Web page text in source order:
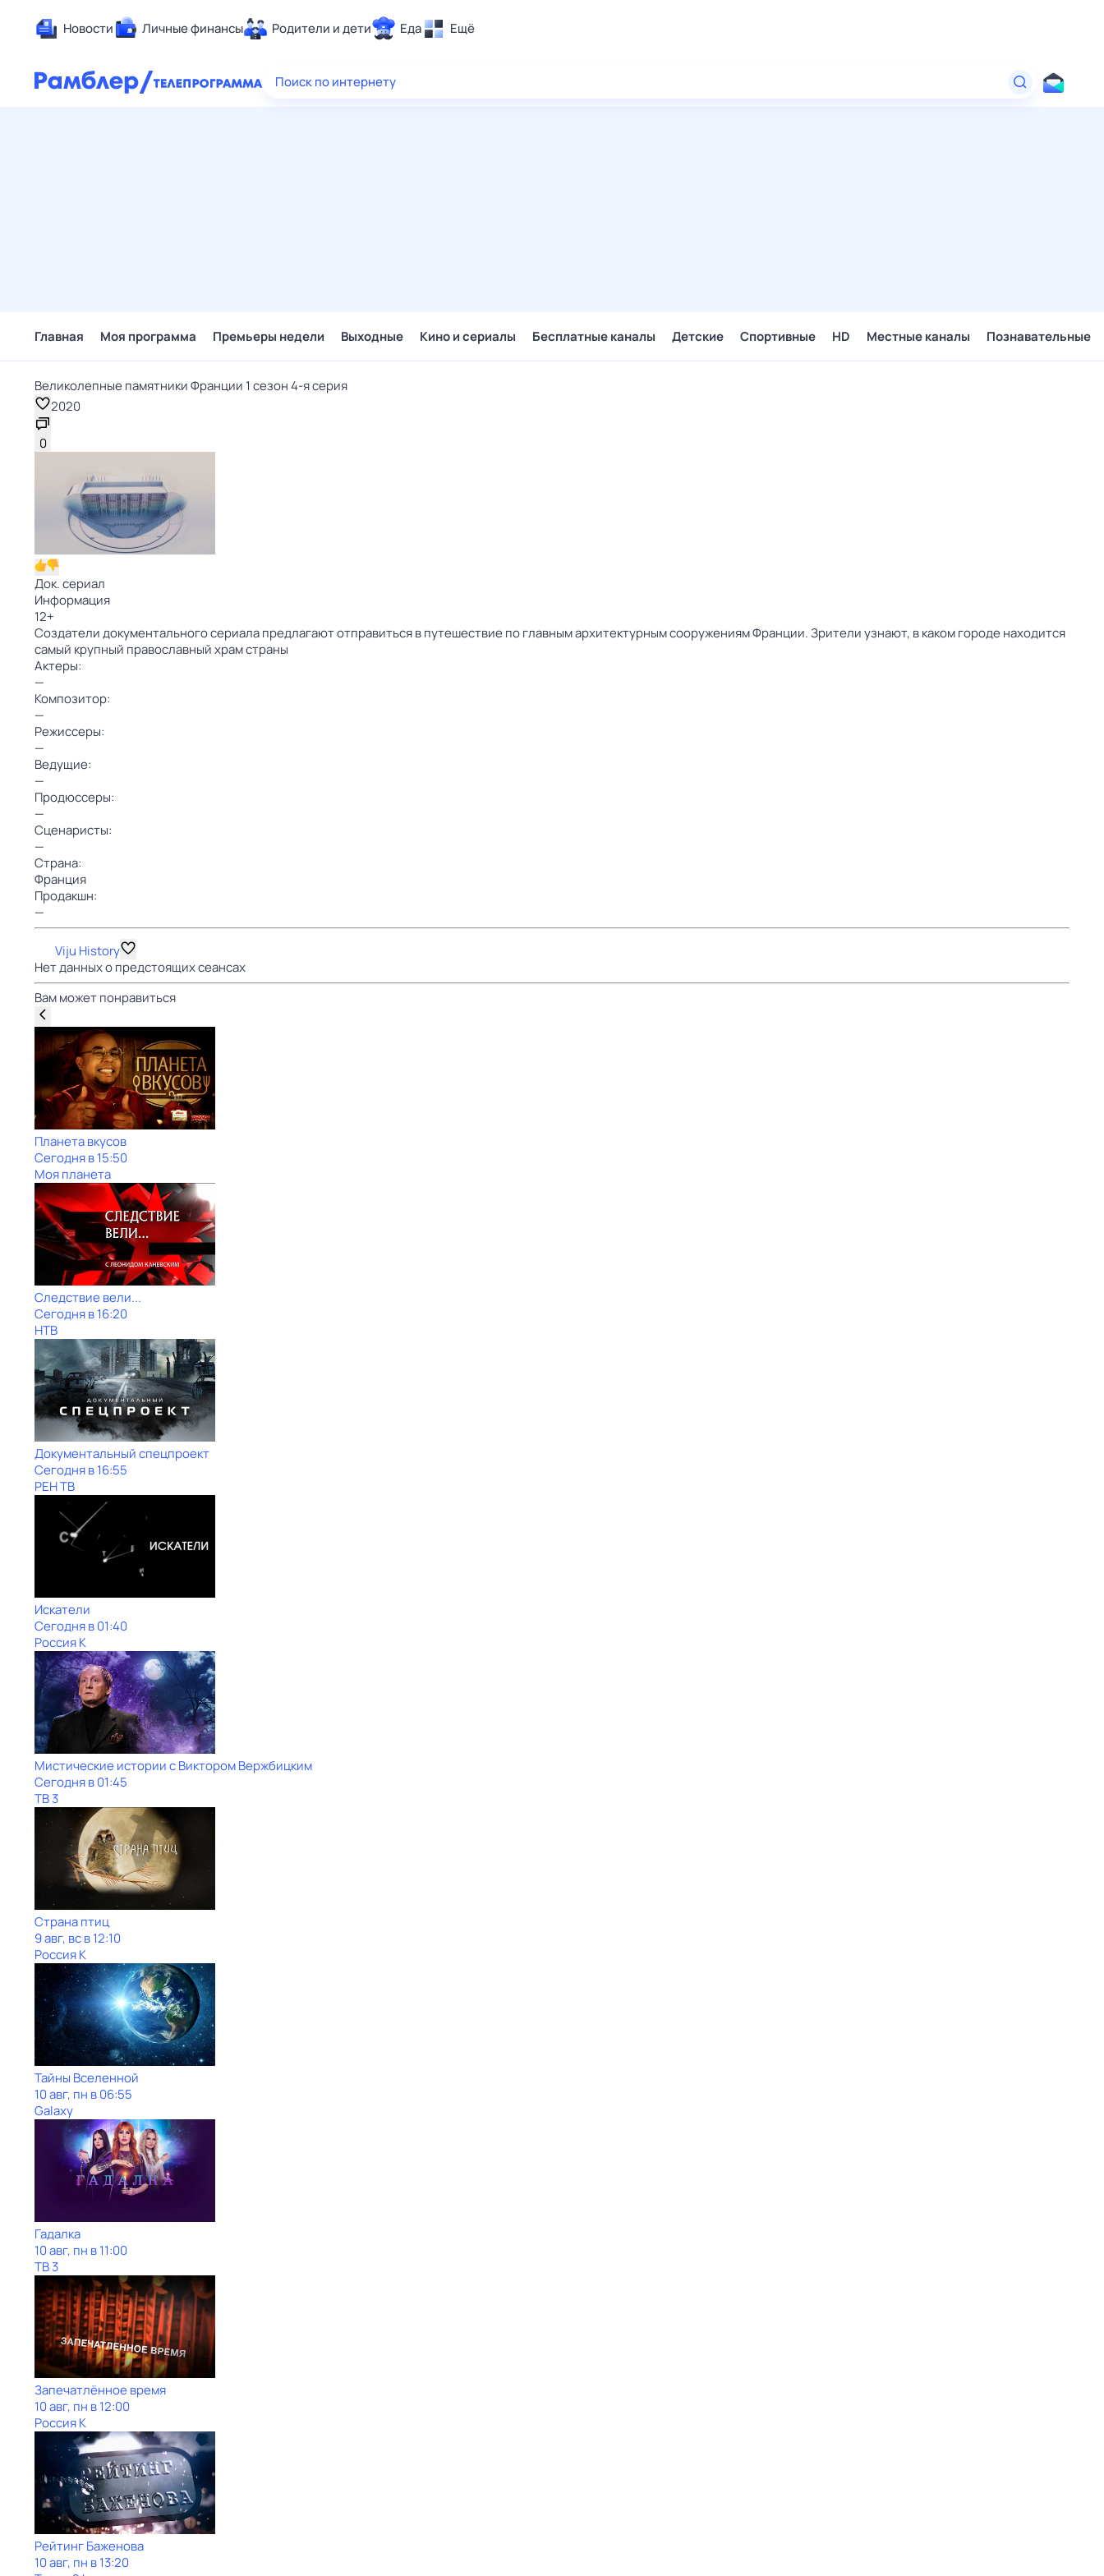
Новости Личные финансы Родители и дети Еда Ещё
Здоровье
Поиск по интернету
Главная Моя программа Премьеры недели Выходные Кино и сериалы Бесплатные каналы Детские Спортивные HD Местные каналы Познавательные
Великолепные памятники Франции 1 сезон 4-я серия
2020
0
Док. сериал
Информация
12+
Создатели документального сериала предлагают отправиться в путешествие по главным архитектурным сооружениям Франции. Зрители узнают, в каком городе находится
самый крупный православный храм страны
Актеры:
—
Композитор:
—
Режиссеры:
—
Ведущие:
—
Продюссеры:
—
Сценаристы:
—
Страна:
Франция
Продакшн:
—
Viju History
Нет данных о предстоящих сеансах
Вам может понравиться
Планета вкусов
Сегодня в 15:50
Моя планета
Следствие вели...
Сегодня в 16:20
НТВ
Документальный спецпроект
Сегодня в 16:55
РЕН ТВ
Искатели
Сегодня в 01:40
Россия К
Мистические истории с Виктoром Bержбицким
Сегодня в 01:45
ТВ 3
Страна птиц
9 авг, вс в 12:10
Россия К
Тайны Вселенной
10 авг, пн в 06:55
Galaxy
Гадaлкa
10 авг, пн в 11:00
ТВ 3
Запечатлённое время
10 авг, пн в 12:00
Россия К
Рейтинг Баженова
10 авг, пн в 13:20